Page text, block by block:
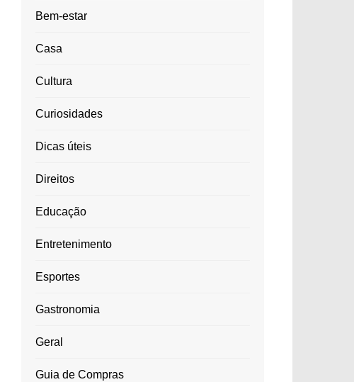
Bem-estar
Casa
Cultura
Curiosidades
Dicas úteis
Direitos
Educação
Entretenimento
Esportes
Gastronomia
Geral
Guia de Compras